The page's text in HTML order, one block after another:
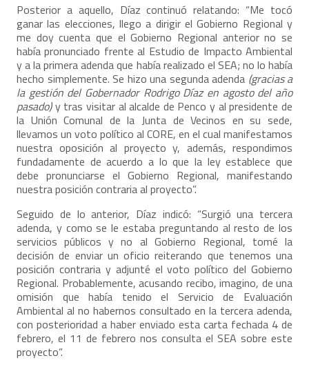
Posterior a aquello, Díaz continuó relatando: “Me tocó
ganar las elecciones, llego a dirigir el Gobierno Regional y
me doy cuenta que el Gobierno Regional anterior no se
había pronunciado frente al Estudio de Impacto Ambiental
y a la primera adenda que había realizado el SEA; no lo había
hecho simplemente. Se hizo una segunda adenda (gracias a
la gestión del Gobernador Rodrigo Díaz en agosto del año
pasado)y tras visitar al alcalde de Penco y al presidente de
la Unión Comunal de la Junta de Vecinos en su sede,
llevamos un voto político al CORE, en el cual manifestamos
nuestra oposición al proyecto y, además, respondimos
fundadamente de acuerdo a lo que la ley establece que
debe pronunciarse el Gobierno Regional, manifestando
nuestra posición contraria al proyecto”.
Seguido de lo anterior, Díaz indicó: “Surgió una tercera
adenda, y como se le estaba preguntando al resto de los
servicios públicos y no al Gobierno Regional, tomé la
decisión de enviar un oficio reiterando que tenemos una
posición contraria y adjunté el voto político del Gobierno
Regional. Probablemente, acusando recibo, imagino, de una
omisión que había tenido el Servicio de Evaluación
Ambiental al no habernos consultado en la tercera adenda,
con posterioridad a haber enviado esta carta fechada 4 de
febrero, el 11 de febrero nos consulta el SEA sobre este
proyecto”.